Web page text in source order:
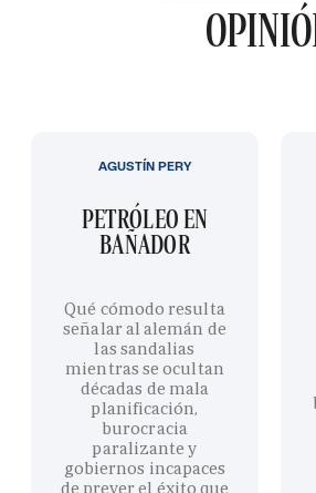
PETRÓLEO EN
BAÑADOR
Qué cómodo resulta
señalar al alemán de
las sandalias
mientras se ocultan
décadas de mala
planificación,
burocracia
paralizante y
gobiernos incapaces
de prever el éxito que
AGUSTÍN PERY